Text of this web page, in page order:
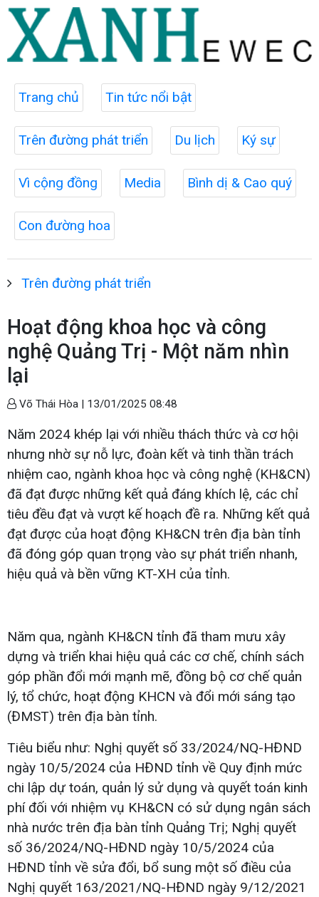
Trang chủ Tin tức nổi bật
Trên đường phát triển Du lịch Ký sự
Vì cộng đồng Media Bình dị & Cao quý
Con đường hoa
Trên đường phát triển
Hoạt động khoa học và công
nghệ Quảng Trị - Một năm nhìn
lại
Võ Thái Hòa | 13/01/2025 08:48
Năm 2024 khép lại với nhiều thách thức và cơ hội
nhưng nhờ sự nỗ lực, đoàn kết và tinh thần trách
nhiệm cao, ngành khoa học và công nghệ (KH&CN)
đã đạt được những kết quả đáng khích lệ, các chỉ
tiêu đều đạt và vượt kế hoạch đề ra. Những kết quả
đạt được của hoạt động KH&CN trên địa bàn tỉnh
đã đóng góp quan trọng vào sự phát triển nhanh,
hiệu quả và bền vững KT-XH của tỉnh.
Năm qua, ngành KH&CN tỉnh đã tham mưu xây
dựng và triển khai hiệu quả các cơ chế, chính sách
góp phần đổi mới mạnh mẽ, đồng bộ cơ chế quản
lý, tổ chức, hoạt động KHCN và đổi mới sáng tạo
(ĐMST) trên địa bàn tỉnh.
Tiêu biểu như: Nghị quyết số 33/2024/NQ-HĐND
ngày 10/5/2024 của HĐND tỉnh về Quy định mức
chi lập dự toán, quản lý sử dụng và quyết toán kinh
phí đối với nhiệm vụ KH&CN có sử dụng ngân sách
nhà nước trên địa bàn tỉnh Quảng Trị; Nghị quyết
số 36/2024/NQ-HĐND ngày 10/5/2024 của
HĐND tỉnh về sửa đổi, bổ sung một số điều của
Nghị quyết 163/2021/NQ-HĐND ngày 9/12/2021